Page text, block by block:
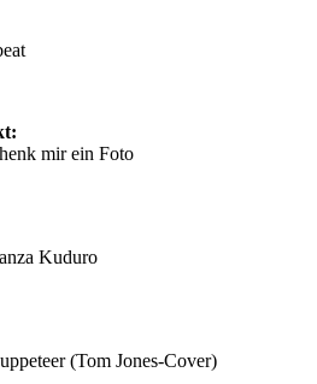
mir ein Foto
Kuduro
(Tom Jones-Cover)